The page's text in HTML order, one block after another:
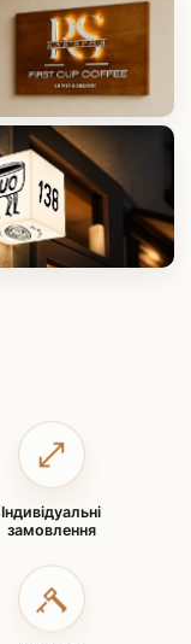
Індивідуальні
замовлення